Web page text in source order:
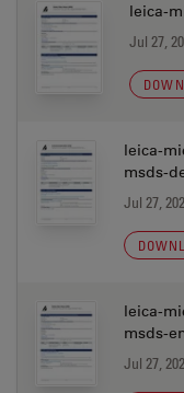
leica-
Jul 27,
leica-
msds-
Jul 27,
leica-
msds-
Jul 27,